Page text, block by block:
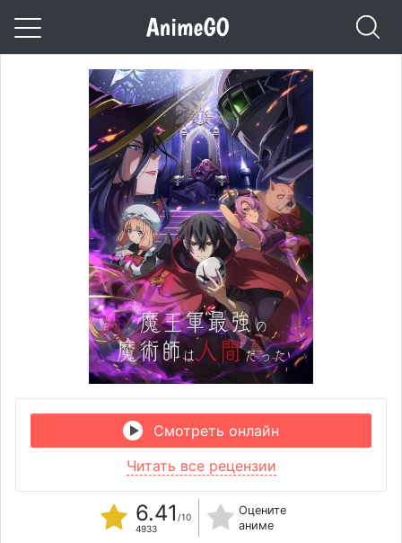
Смотреть онлайн
Читать все рецензии
6.41 /10
4933
Оцените
аниме